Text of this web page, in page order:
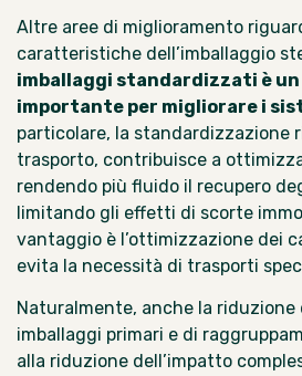
Altre aree di miglioramento
caratteristiche dell’imballaggio
imballaggi standardizzati è
importante per migliorare i
particolare, la standardizzazione
trasporto, contribuisce a
rendendo più fluido il recupero
limitando gli effetti di scorte
vantaggio è l’ottimizzazione dei
evita la necessità di trasporti
Naturalmente, anche la riduzione
imballaggi primari e di
alla riduzione dell’impatto